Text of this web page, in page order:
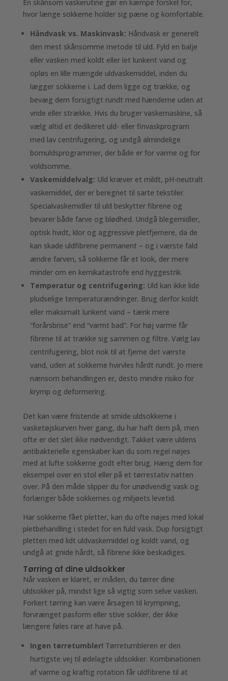
En skånsom vaskerutine gør en kæmpe forskel for,
hvor længe sokkerne holder sig pæne og komfortable.
Håndvask vs. Maskinvask: Håndvask er generelt
den mest skånsomme metode til uld. Fyld en balje
eller vasken med koldt eller let lunkent vand og
opløs en lille mængde uldvaskemiddel, inden du
lægger sokkerne i. Lad dem ligge og trække, og
bevæg dem forsigtigt rundt med hænderne uden at
vride eller strække. Hvis du bruger vaskemaskine, så
vælg altid et dedikeret uld- eller finvaskprogram
med lav centrifugering, og undgå almindelige
bomuldsprogrammer, der både er for varme og for
voldsomme.
Vaskemiddelvalg: Uld kræver et mildt, pH-neutralt
vaskemiddel, der er beregnet til sarte tekstiler.
Specialvaskemidler til uld beskytter fibrene og
bevarer både farve og blødhed. Undgå blegemidler,
optisk hvidt, klor og aggressive pletfjernere, da de
kan skade uldfibrene permanent – og i værste fald
ændre farven, så sokkerne får et look, der mere
minder om en kemikatastrofe end hyggestrik.
Temperatur og centrifugering: Uld kan ikke lide
pludselige temperaturændringer. Brug derfor koldt
eller maksimalt lunkent vand – tænk mere
“forårsbrise” end “varmt bad”. For høj varme får
fibrene til at trække sig sammen og filtre. Vælg lav
centrifugering, blot nok til at fjerne det værste
vand, uden at sokkerne hvirvles hårdt rundt. Jo mere
nænsom behandlingen er, desto mindre risiko for
krymp og deformering.
Det kan være fristende at smide uldsokkerne i
vasketøjskurven hver gang, du har haft dem på, men
ofte er det slet ikke nødvendigt. Takket være uldens
antibakterielle egenskaber kan du som regel nøjes
med at lufte sokkerne godt efter brug. Hæng dem for
eksempel over en stol eller på et tørrestativ natten
over. På den måde slipper du for unødvendig vask og
forlænger både sokkernes og miljøets levetid.
Har sokkerne fået pletter, kan du ofte nøjes med lokal
pletbehandling i stedet for en fuld vask. Dup forsigtigt
pletten med lidt uldvaskemiddel og koldt vand, og
undgå at gnide hårdt, så fibrene ikke beskadiges.
Tørring af dine uldsokker
Når vasken er klaret, er måden, du tørrer dine
uldsokker på, mindst lige så vigtig som selve vasken.
Forkert tørring kan være årsagen til krympning,
forvrænget pasform eller stive sokker, der ikke
længere føles rare at have på.
Ingen tørretumbler! Tørretumbleren er den
hurtigste vej til ødelagte uldsokker. Kombinationen
af varme og kraftig rotation får uldfibrene til at